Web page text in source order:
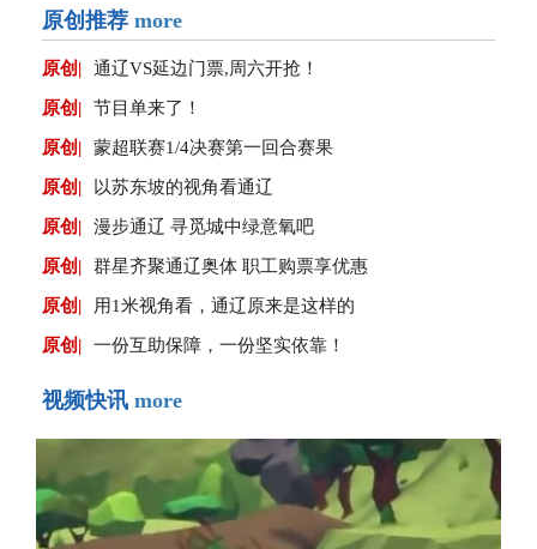
原创推荐 more
原创| 通辽VS延边门票,周六开抢！
原创| 节目单来了！
原创| 蒙超联赛1/4决赛第一回合赛果
原创| 以苏东坡的视角看通辽
原创| 漫步通辽 寻觅城中绿意氧吧
原创| 群星齐聚通辽奥体 职工购票享优惠
原创| 用1米视角看，通辽原来是这样的
原创| 一份互助保障，一份坚实依靠！
视频快讯 more